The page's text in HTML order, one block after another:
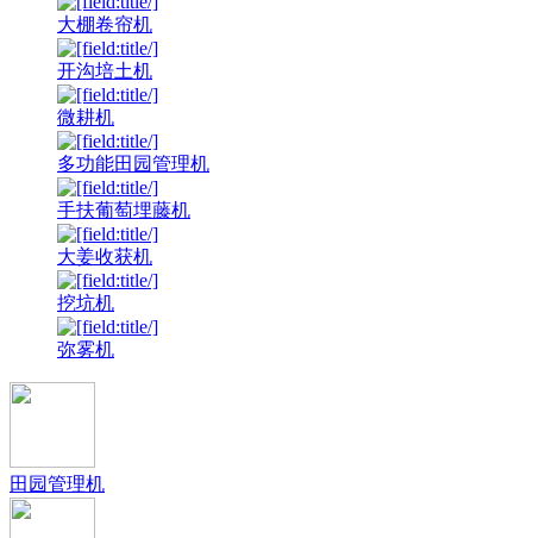
大棚卷帘机
开沟培土机
微耕机
多功能田园管理机
手扶葡萄埋藤机
大姜收获机
挖坑机
弥雾机
田园管理机